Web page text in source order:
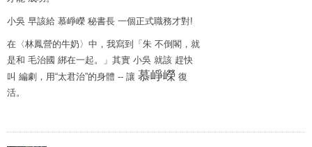
小吳 早該給 慕崢嶸 秘書長 一個正式職務才對!
在〈林鳳營的牛奶〉中，我寫到「朱 不倒閣，就
是和 毛治國 綁在一起。」其實 小吳 就該 趕快
叫 編劇，用“太君治”的身體 -- 讓 慕崢嶸 復
活。